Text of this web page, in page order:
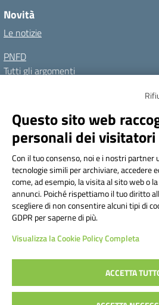
Novità
Le notizie
PNFD
Tutti gli argomenti
Albo
Dichiarazione di accessibilitàNote
Seguici su:
Indirizzo: Via Frattini 11, Torino
Centralino: 011 3099128 Email:
Posta elettronica certificata (PEC):
Codice fiscale: 80090800014
Codice meccanografico:TOIS003003
Questo sito web
personali dei
Con il tuo consenso, noi e i nostri partner
tecnologie simili per archiviare, accedere
come, ad esempio, la visita al sito web o
annunci. Poiché rispettiamo il tuo diritto
scegliere di non consentire alcuni tipi di
GDPR per saperne di più.
Visualizza la Cookie Policy Completa
ACCETTA